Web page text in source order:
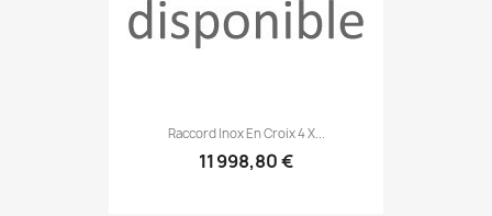
Raccord Inox En Croix 4 X...
11 998,80 €